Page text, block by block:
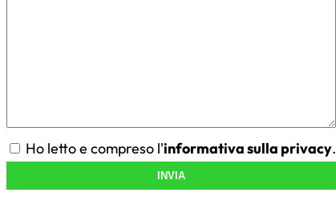
Ho letto e compreso l'informativa sulla privacy.
INVIA